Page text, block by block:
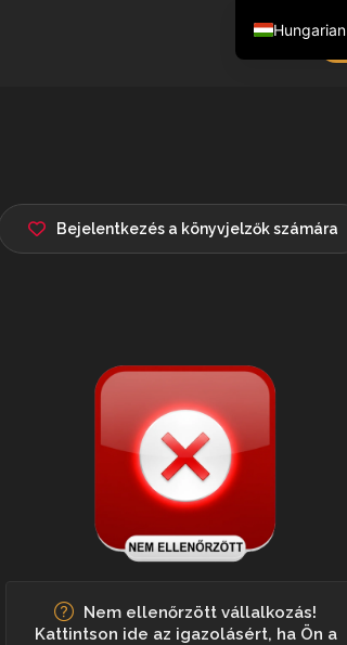
Bejelentkezés a könyvjelzők számára
Nem ellenőrzött vállalkozás!
Kattintson ide az igazolásért, ha Ön a
Hungarian
English
French